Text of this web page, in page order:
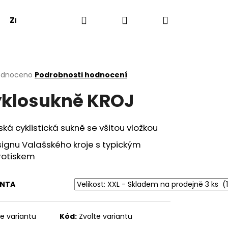
Značky Hledat PřihlášeníNákupní
Podrobnosti hodnocení
KROJ
cyklistická sukně se všitou vložkou
Valašského kroje s typickým
variantu Kód: Zvolte variantu